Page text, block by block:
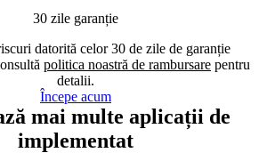
30 zile garanție
datorită celor 30 de zile de garanție
politica noastră de rambursare pentru
detalii.
Începe acum
mai multe aplicații de
implementat